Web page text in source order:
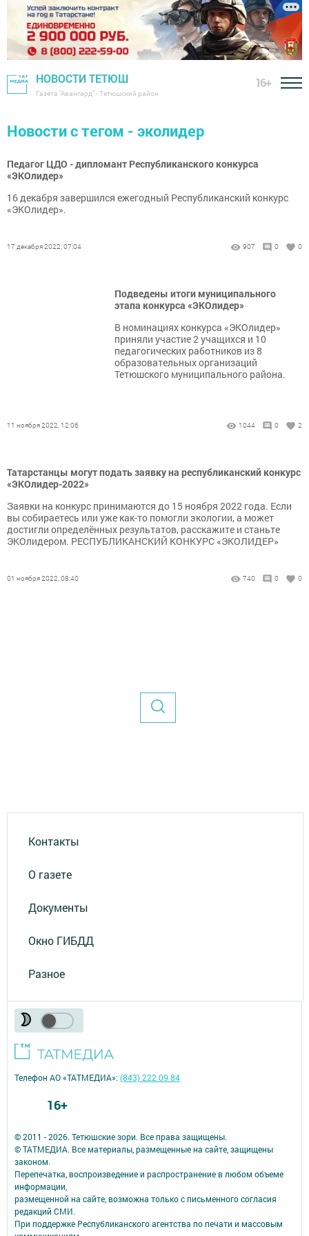
НОВОСТИ ТЕТЮШ
Газета "Авангард" - Тетюшский район
16+
Новости с тегом - эколидер
Педагог ЦДО - дипломант Республиканского конкурса
«ЭКОлидер»
16 декабря завершился ежегодный Республиканский конкурс
«ЭКОлидер».
17 декабря 2022, 07:04 907 0 0
Подведены итоги муниципального
этапа конкурса «ЭКОлидер»
В номинациях конкурса «ЭКОлидер»
приняли участие 2 учащихся и 10
педагогических работников из 8
образовательных организаций
Тетюшского муниципального района.
11 ноября 2022, 12:06 1044 0 2
Татарстанцы могут подать заявку на республиканский конкурс
«ЭКОлидер-2022»
Заявки на конкурс принимаются до 15 ноября 2022 года. Если
вы собираетесь или уже как-то помогли экологии, а может
достигли определённых результатов, расскажите и станьте
ЭКОлидером. РЕСПУБЛИКАНСКИЙ КОНКУРС «ЭКОЛИДЕР»
01 ноября 2022, 08:40 740 0 0
Контакты
О газете
Документы
Окно ГИБДД
Разное
© 2011 - 2026. Тетюшские зори. Все права защищены.
© ТАТМЕДИА. Все материалы, размещенные на сайте, защищены
законом.
Перепечатка, воспроизведение и распространение в любом объеме
информации,
размещенной на сайте, возможна только с письменного согласия
редакций СМИ.
При поддержке Республиканского агентства по печати и массовым
Телефон АО «ТАТМЕДИА»:(843) 222 09 84
16+